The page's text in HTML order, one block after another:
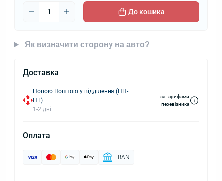
До кошика
Як визначити сторону на авто?
Доставка
Новою Поштою у відділення (ПН-
ПТ)
1-2 дні
за тарифами
перевізника
Оплата
IBAN